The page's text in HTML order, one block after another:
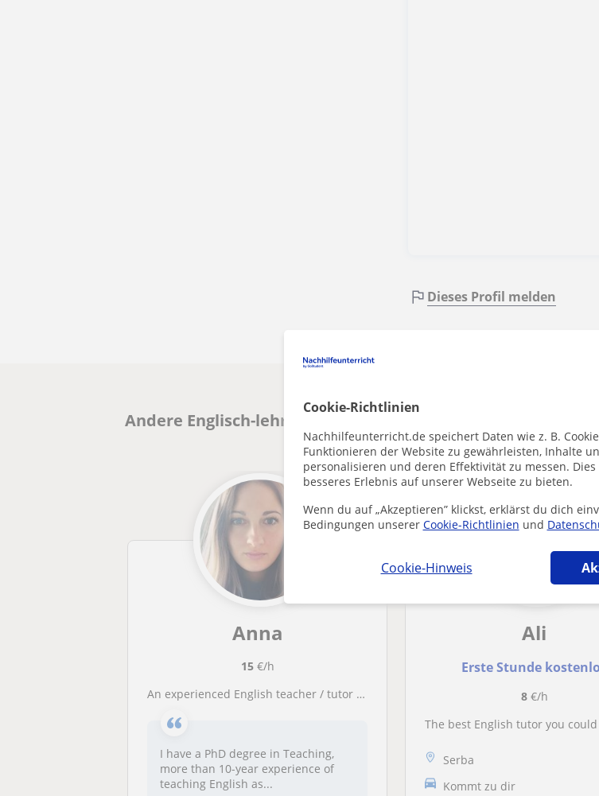
Cookie-Richtlinien
Nachhilfeunterricht.de speichert Daten wie z. B.
Funktionieren der Website zu gewährleisten, Inhalte
personalisieren und deren Effektivität zu messen.
besseres Erlebnis auf unserer Webseite zu bieten.
Wenn du auf „Akzeptieren” klickst, erklärst du dich
Bedingungen unserer Cookie-Richtlinien und
Cookie-Hinweis
Dieses Profil melden
Andere Englisch-lehrer in Serba die dich interessieren
Anna
15€/h
An experienced English teacher / tutor for children and adults
I have a PhD degree in Teaching,
more than 10-year experience of
teaching English as...
Ali
Erste Stunde
8€/h
The best English tutor you could find
Serba
Kommt zu dir